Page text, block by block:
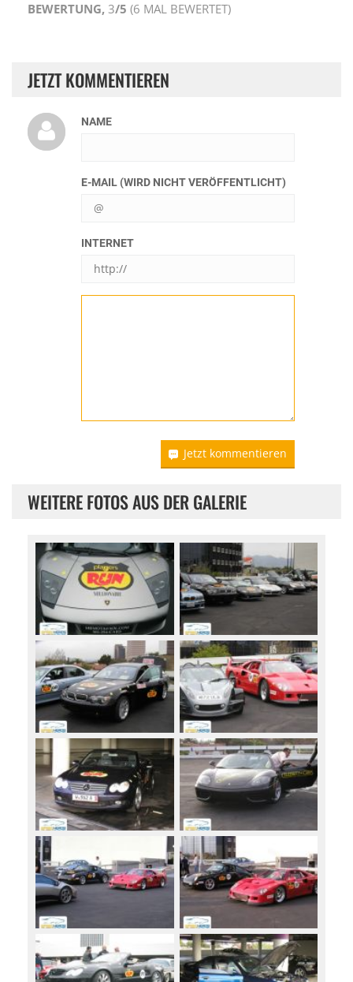
BEWERTUNG, 3/5 (6 MAL BEWERTET)
JETZT KOMMENTIEREN
NAME
E-MAIL (WIRD NICHT VERÖFFENTLICHT)
INTERNET
Jetzt kommentieren
WEITERE FOTOS AUS DER GALERIE